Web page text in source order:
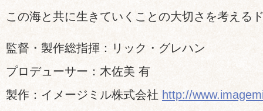
この海と共に生きていくことの大切さを考える
監督・製作総指揮：リック・グレハン
プロデューサー：木佐美 有
製作：イメージミル株式会社 http://